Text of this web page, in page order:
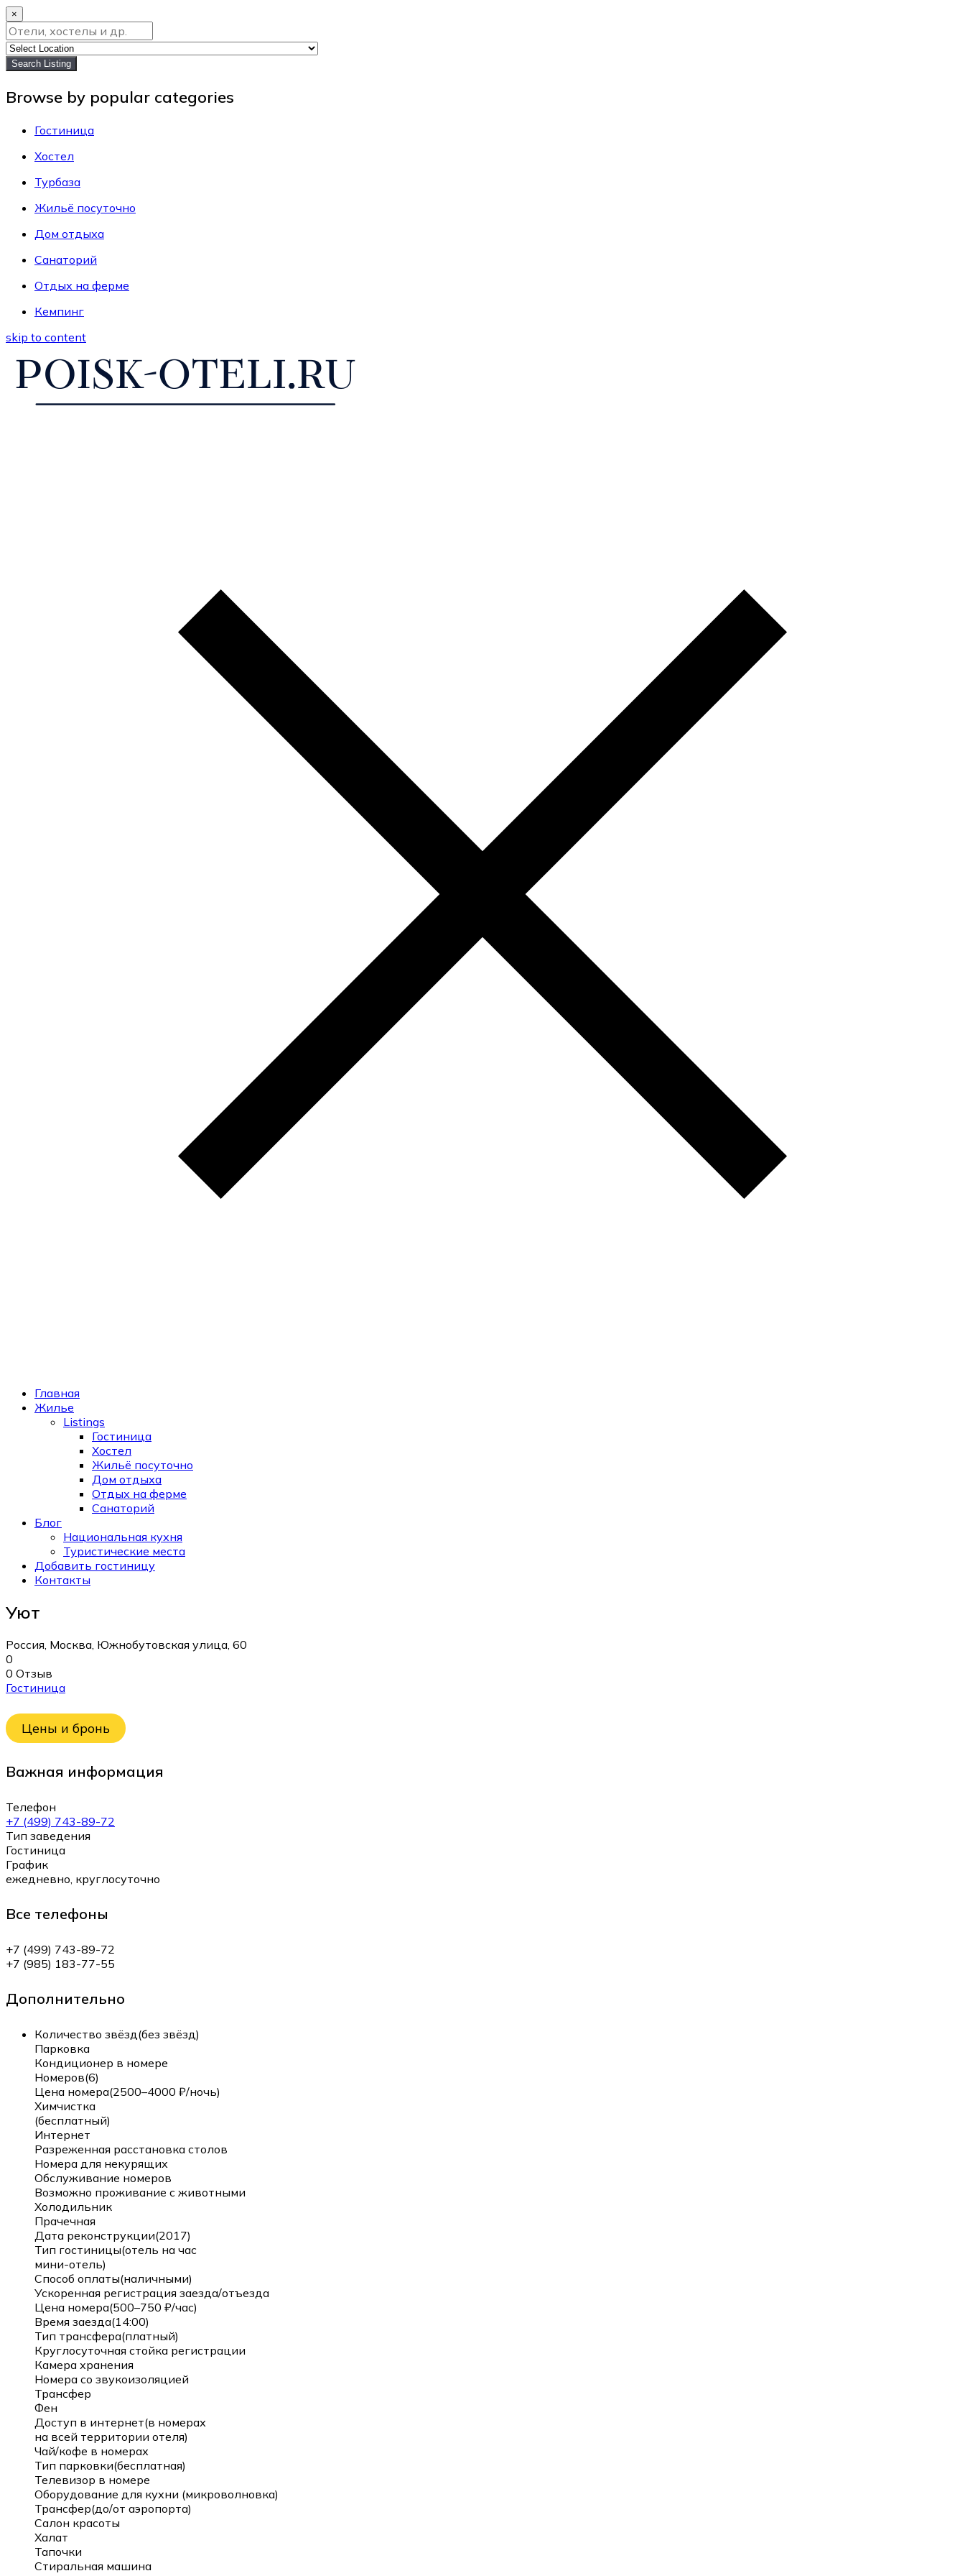
×
Search Listing
Browse by popular categories
Гостиница
Хостел
Турбаза
Жильё посуточно
Дом отдыха
Санаторий
Отдых на ферме
Кемпинг
skip to content
Главная
Жилье
Listings
Гостиница
Хостел
Жильё посуточно
Дом отдыха
Отдых на ферме
Санаторий
Блог
Национальная кухня
Туристические места
Добавить гостиницу
Контакты
Уют
Россия, Москва, Южнобутовская улица, 60
0
0 Отзыв
Гостиница
Цены и бронь
Важная информация
Телефон
+7 (499) 743-89-72
Тип заведения
Гостиница
График
ежедневно, круглосуточно
Все телефоны
+7 (499) 743-89-72
+7 (985) 183-77-55
Дополнительно
Количество звёзд(без звёзд)
Парковка
Кондиционер в номере
Номеров(6)
Цена номера(2500–4000 ₽/ночь)
Химчистка
(бесплатный)
Интернет
Разреженная расстановка столов
Номера для некурящих
Обслуживание номеров
Возможно проживание с животными
Холодильник
Прачечная
Дата реконструкции(2017)
Тип гостиницы(отель на час
мини-отель)
Способ оплаты(наличными)
Ускоренная регистрация заезда/отъезда
Цена номера(500–750 ₽/час)
Время заезда(14:00)
Тип трансфера(платный)
Круглосуточная стойка регистрации
Камера хранения
Номера со звукоизоляцией
Трансфер
Фен
Доступ в интернет(в номерах
на всей территории отеля)
Чай/кофе в номерах
Тип парковки(бесплатная)
Телевизор в номере
Оборудование для кухни (микроволновка)
Трансфер(до/от аэропорта)
Салон красоты
Халат
Тапочки
Стиральная машина